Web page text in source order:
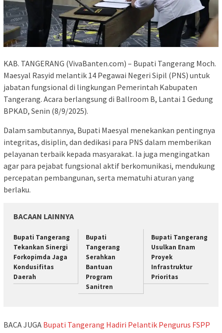
KAB. TANGERANG (VivaBanten.com) – Bupati Tangerang Moch.
Maesyal Rasyid melantik 14 Pegawai Negeri Sipil (PNS) untuk
jabatan fungsional di lingkungan Pemerintah Kabupaten
Tangerang. Acara berlangsung di Ballroom B, Lantai 1 Gedung
BPKAD, Senin (8/9/2025).
Dalam sambutannya, Bupati Maesyal menekankan pentingnya
integritas, disiplin, dan dedikasi para PNS dalam memberikan
pelayanan terbaik kepada masyarakat. Ia juga mengingatkan
agar para pejabat fungsional aktif berkomunikasi, mendukung
percepatan pembangunan, serta mematuhi aturan yang
berlaku.
BACAAN LAINNYA
Bupati Tangerang
Tekankan Sinergi
Forkopimda Jaga
Kondusifitas
Daerah
Bupati
Tangerang
Serahkan
Bantuan
Program
Sanitren
Bupati Tangerang
Usulkan Enam
Proyek
Infrastruktur
Prioritas
BACA JUGA Bupati Tangerang Hadiri Pelantik Pengurus FSPP